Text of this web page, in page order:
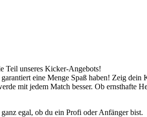
Teil unseres Kicker-Angebots!
eine Menge Spaß haben! Zeig
mit jedem Match besser. Ob ernsthafte
egal, ob du ein Profi oder Anfänger bist.